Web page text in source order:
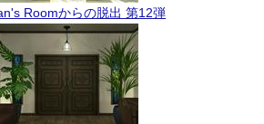
Roomからの脱出 第12弾